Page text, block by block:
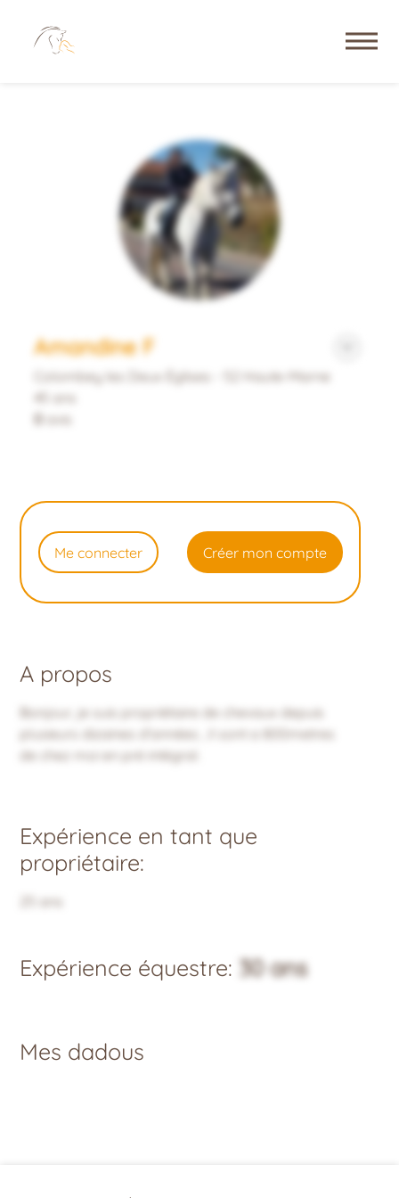
Amandine F
Colombey les Deux Églises - 52 Haute-Marne
45 ans
0 avis
Me connecter Créer mon compte
A propos
Bonjour, je suis propriétaire de chevaux depuis
plusieurs dizaines d'années , il sont a 800metres
de chez moi en pré intégral.
Expérience en tant que
propriétaire:
25 ans
Expérience équestre: 30 ans
Mes dadous